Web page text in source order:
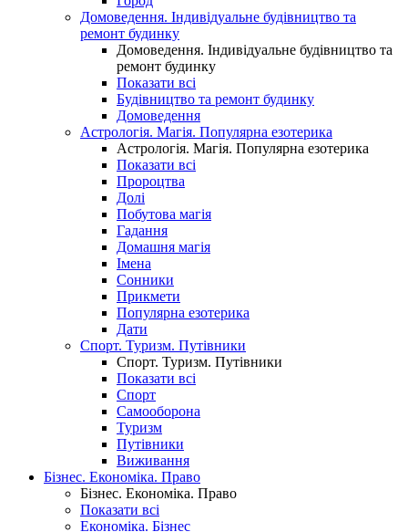
Домоведення. Індивідуальне будівництво та
ремонт будинку
Домоведення. Індивідуальне будівництво та
ремонт будинку
Показати всі
Будівництво та ремонт будинку
Домоведення
Астрологія. Магія. Популярна езотерика
Астрологія. Магія. Популярна езотерика
Показати всі
Пророцтва
Долі
Побутова магія
Гадання
Домашня магія
Імена
Сонники
Прикмети
Популярна езотерика
Дати
Спорт. Туризм. Путівники
Спорт. Туризм. Путівники
Показати всі
Спорт
Самооборона
Туризм
Путівники
Виживання
Бізнес. Економіка. Право
Бізнес. Економіка. Право
Показати всі
Економіка. Бізнес